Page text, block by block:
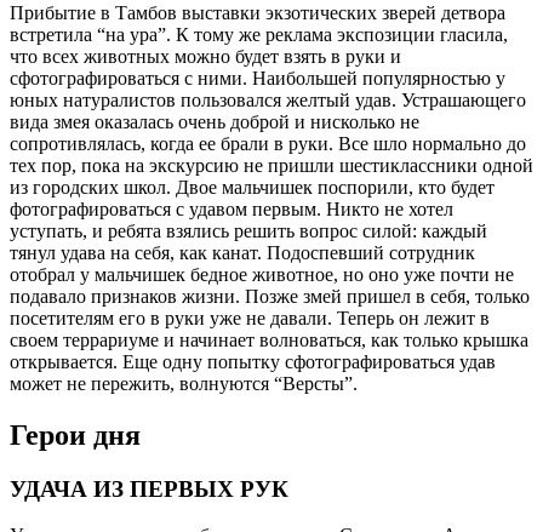
Прибытие в Тамбов выставки экзотических зверей детвора
встретила “на ура”. К тому же реклама экспозиции гласила,
что всех животных можно будет взять в руки и
сфотографироваться с ними. Наибольшей популярностью у
юных натуралистов пользовался желтый удав. Устрашающего
вида змея оказалась очень доброй и нисколько не
сопротивлялась, когда ее брали в руки. Все шло нормально до
тех пор, пока на экскурсию не пришли шестиклассники одной
из городских школ. Двое мальчишек поспорили, кто будет
фотографироваться с удавом первым. Никто не хотел
уступать, и ребята взялись решить вопрос силой: каждый
тянул удава на себя, как канат. Подоспевший сотрудник
отобрал у мальчишек бедное животное, но оно уже почти не
подавало признаков жизни. Позже змей пришел в себя, только
посетителям его в руки уже не давали. Теперь он лежит в
своем террариуме и начинает волноваться, как только крышка
открывается. Еще одну попытку сфотографироваться удав
может не пережить, волнуются “Версты”.
Герои дня
УДАЧА ИЗ ПЕРВЫХ РУК